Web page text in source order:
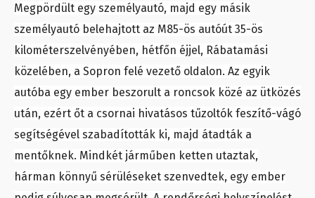
Megpördült egy személyautó, majd egy másik
személyautó belehajtott az M85-ös autóút 35-ös
kilométerszelvényében, hétfőn éjjel, Rábatamási
közelében, a Sopron felé vezető oldalon. Az egyik
autóba egy ember beszorult a roncsok közé az ütközés
után, ezért őt a csornai hivatásos tűzoltók feszítő-vágó
segítségével szabadították ki, majd átadták a
mentőknek. Mindkét járműben ketten utaztak,
hárman könnyű sérüléseket szenvedtek, egy ember